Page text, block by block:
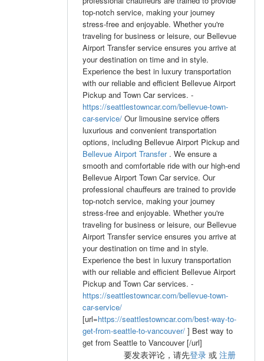
top-notch service, making your journey
stress-free and enjoyable. Whether you're
traveling for business or leisure, our Bellevue
Airport Transfer service ensures you arrive at
your destination on time and in style.
Experience the best in luxury transportation
with our reliable and efficient Bellevue Airport
Pickup and Town Car services. -
https://seattlestowncar.com/bellevue-town-
car-service/ Our limousine service offers
luxurious and convenient transportation
options, including Bellevue Airport Pickup and
Bellevue Airport Transfer . We ensure a
smooth and comfortable ride with our high-end
Bellevue Airport Town Car service. Our
professional chauffeurs are trained to provide
top-notch service, making your journey
stress-free and enjoyable. Whether you're
traveling for business or leisure, our Bellevue
Airport Transfer service ensures you arrive at
your destination on time and in style.
Experience the best in luxury transportation
with our reliable and efficient Bellevue Airport
Pickup and Town Car services. -
https://seattlestowncar.com/bellevue-town-
car-service/
[url=https://seattlestowncar.com/best-way-to-
get-from-seattle-to-vancouver/ ] Best way to
get from Seattle to Vancouver [/url]
要发表评论，请先登录 或 注册